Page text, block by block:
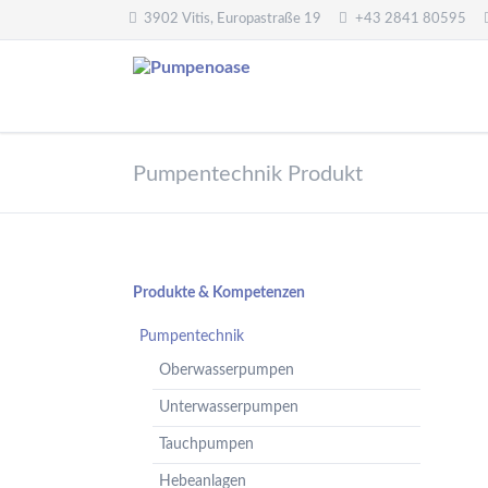
3902 Vitis, Europastraße 19 +43 2841 80595
Oberwasserpumpen
Unterwasserpumpen
Spielplatzpumpen
Flügelpumpen
Regenwassernutzung
Teichreinigung
Frequenzumformer
Wasserfilter,
Pumpentechnik Produkt
Navigation
Produkte & Kompetenzen
Pumpentechnik
Oberwasserpumpen
Unterwasserpumpen
Tauchpumpen
Hebeanlagen